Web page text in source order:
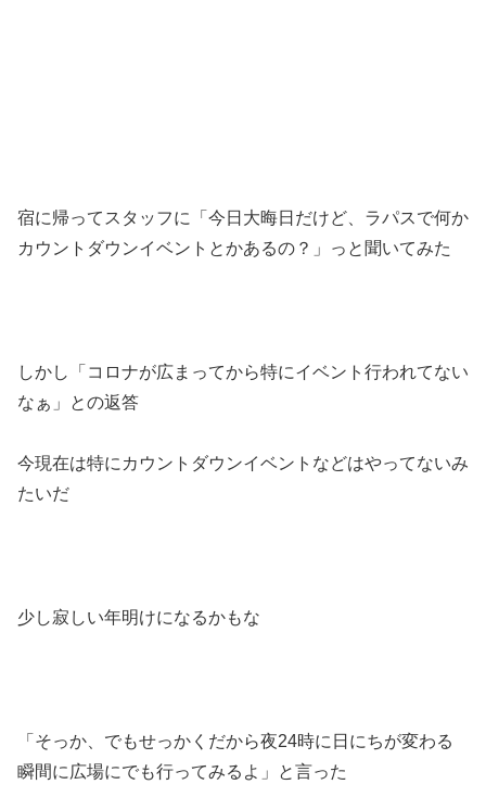
宿に帰ってスタッフに「今日大晦日だけど、ラパスで何か
カウントダウンイベントとかあるの？」っと聞いてみた
しかし「コロナが広まってから特にイベント行われてない
なぁ」との返答
今現在は特にカウントダウンイベントなどはやってないみ
たいだ
少し寂しい年明けになるかもな
「そっか、でもせっかくだから夜24時に日にちが変わる
瞬間に広場にでも行ってみるよ」と言った